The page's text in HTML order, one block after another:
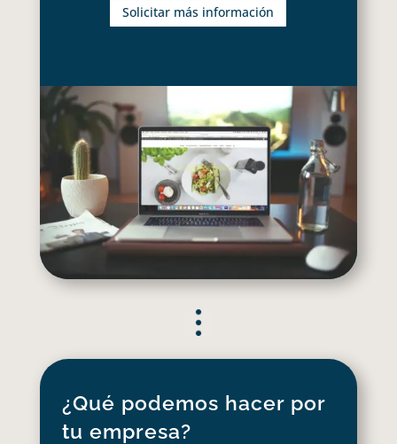
Solicitar más información
¿Qué podemos hacer por
tu empresa?